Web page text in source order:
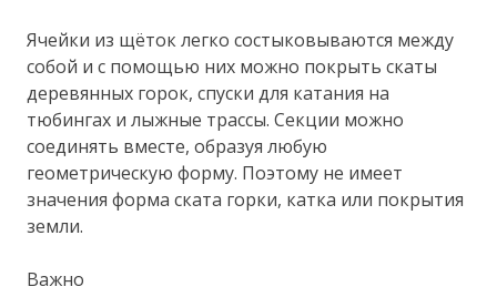
Ячейки из щёток легко состыковываются между
собой и с помощью них можно покрыть скаты
деревянных горок, спуски для катания на
тюбингах и лыжные трассы. Секции можно
соединять вместе, образуя любую
геометрическую форму. Поэтому не имеет
значения форма ската горки, катка или покрытия
земли.
Важно